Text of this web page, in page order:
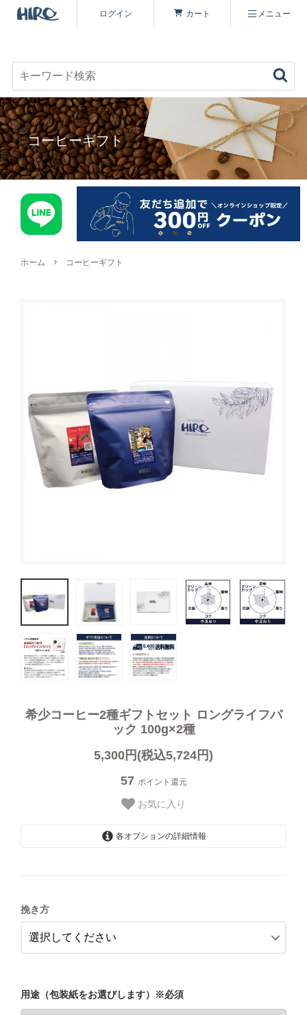
ログイン カート メニュー
キーワード検索
商品を探す
コーヒー豆（すべて）
コーヒーマイスターセレクト
デカフェオーガニック（カフェインレス）
大容量コーヒー豆
カフェオレベース
オーガニック商品
デカフェ（カフェインレス）商品
送料無料（コーヒー）
お試しセット（送料無料）
まとめ買いディスカウント
コーヒーマイスターセレクトギフト
コーヒーを楽しむ
ヒロコーヒー品質について
いながわ焙煎工房について
シーズナリティについて
HIRO CERT認証農園について
ハニープロセス
ネルドリップアイスコーヒーのおいしさの理由
HIRO TIMES コーヒーに関する情報をお届け
定期便
特集 一覧
原材料・販売期間一覧
お買い物方法
お問合わせ
コーヒーギフト
ホーム コーヒーギフト
希少コーヒー2種ギフトセット ロングライフパ
ック 100g×2種
5,300円(税込5,724円)
57 ポイント還元
お気に入り
各オプションの詳細情報
挽き方
用途（包装紙をお選びします）※必須